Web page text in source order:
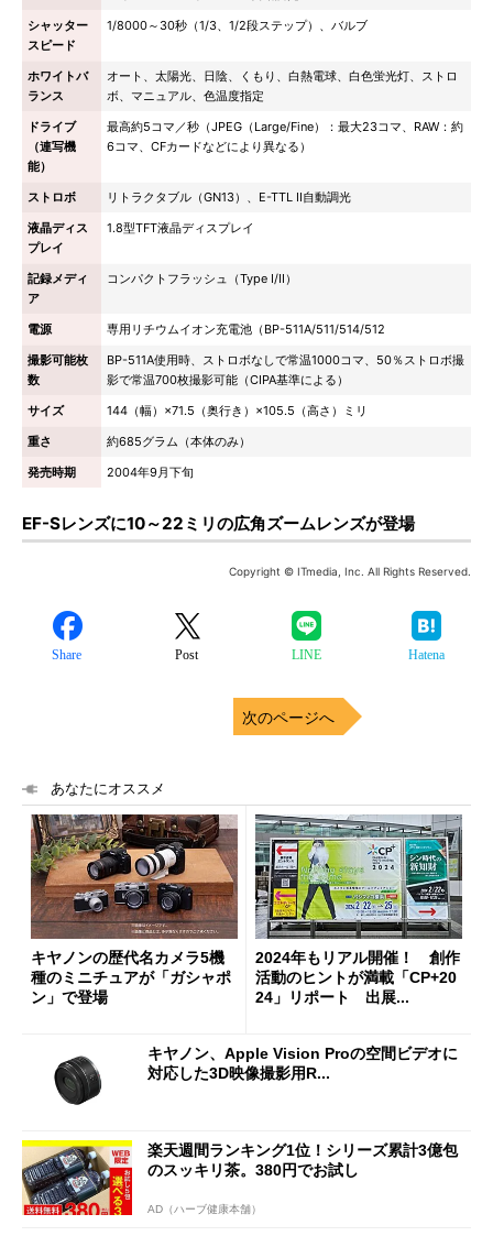
シャッター
スピード
1/8000～30秒（1/3、1/2段ステップ）、バルブ
ホワイトバ
ランス
オート、太陽光、日陰、くもり、白熱電球、白色蛍光灯、ストロ
ボ、マニュアル、色温度指定
ドライブ
（連写機
能）
最高約5コマ／秒（JPEG（Large/Fine）：最大23コマ、RAW：約
6コマ、CFカードなどにより異なる）
ストロボ
リトラクタブル（GN13）、E-TTL II自動調光
液晶ディス
プレイ
1.8型TFT液晶ディスプレイ
記録メディ
ア
コンパクトフラッシュ（Type I/II）
電源
専用リチウムイオン充電池（BP-511A/511/514/512
撮影可能枚
数
BP-511A使用時、ストロボなしで常温1000コマ、50％ストロボ撮
影で常温700枚撮影可能（CIPA基準による）
サイズ
144（幅）×71.5（奥行き）×105.5（高さ）ミリ
重さ
約685グラム（本体のみ）
発売時期
2004年9月下旬
EF-Sレンズに10～22ミリの広角ズームレンズが登場
Copyright © ITmedia, Inc. All Rights Reserved.
Share Post LINE Hatena
次のページへ
あなたにオススメ
キヤノンの歴代名カメラ5機
種のミニチュアが「ガシャポ
ン」で登場
2024年もリアル開催！ 創作
活動のヒントが満載「CP+20
24」リポート 出展...
キヤノン、Apple Vision Proの空間ビデオに
対応した3D映像撮影用R...
楽天週間ランキング1位！シリーズ累計3億包
のスッキリ茶。380円でお試し
AD（ハーブ健康本舗）